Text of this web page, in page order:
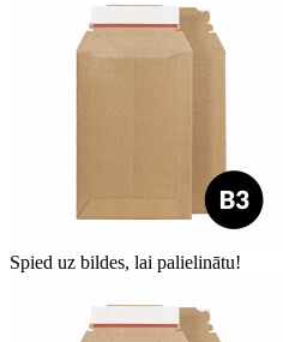
Spied uz bildes, lai palielinātu!